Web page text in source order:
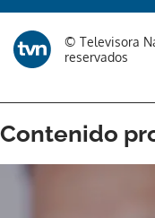
© Televisora
reservados